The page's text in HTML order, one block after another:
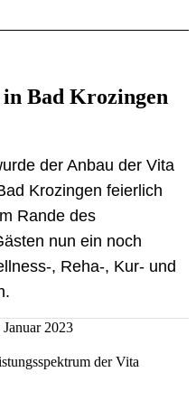
Bad Krozingen
der Anbau der Vita
Krozingen feierlich
Rande des
nun ein noch
, Reha-, Kur- und
2023